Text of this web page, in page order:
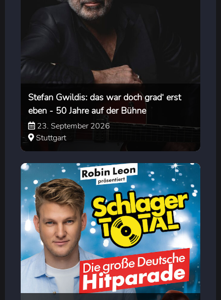
Stefan Gwildis: das war doch grad‘ erst
eben - 50 Jahre auf der Bühne
23. September 2026
Stuttgart